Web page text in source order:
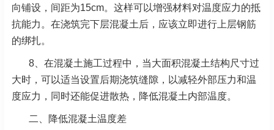
向铺设，间距为15cm。这样可以增强材料对温度应力的抵
抗能力。在浇筑完下层混凝土后，应该立即进行上层钢筋
的绑扎。
8、在混凝土施工过程中，当大面积混凝土结构尺寸过
大时，可以适当设置后期浇筑缝隙，以减轻外部压力和温
度应力，同时还能促进散热，降低混凝土内部温度。
二、降低混凝土温度差